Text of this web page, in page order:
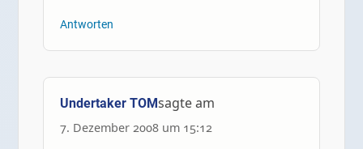
Antworten
Undertaker TOMsagte am
7. Dezember 2008 um 15:12